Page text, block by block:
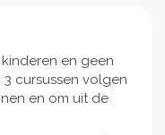
en geen
cursussen volgen
en om uit de